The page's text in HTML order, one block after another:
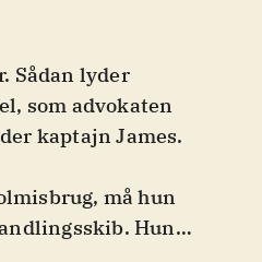
Sådan lyder
som advokaten
kaptajn James.
må hun
Hun